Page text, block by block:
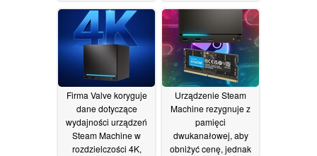
tytułów firmy Valve,
jednak wysoka cena
sprzyja popularności
mini-komputerów
03/07/2026
27/06/2026
Firma Valve koryguje
dane dotyczące
wydajności urządzeń
Steam Machine w
rozdzielczości 4K,
Urządzenie Steam
Machine rezygnuje z
pamięci
dwukanałowej, aby
obniżyć cenę, jednak